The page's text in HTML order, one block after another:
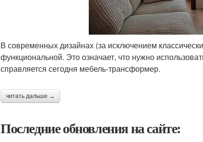
В современных дизайнах (за исключением
функциональной. Это означает, что нужно
справляется сегодня мебель-трансформер.
читать дальше →
Последние обновления на сайте: